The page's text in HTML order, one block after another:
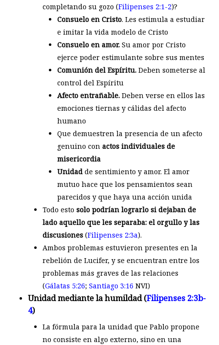
completando su gozo (Filipenses 2:1-2)?
Consuelo en Cristo. Les estimula a estudiar
e imitar la vida modelo de Cristo
Consuelo en amor.Su amor por Cristo
ejerce poder estimulante sobre sus mentes
Comunión del Espíritu.Deben someterse al
control del Espíritu
Afecto entrañable.Deben verse en ellos las
emociones tiernas y cálidas del afecto
humano
Que demuestren la presencia de un afecto
genuino con actos individuales de
misericordia
Unidadde sentimiento y amor. El amor
mutuo hace que los pensamientos sean
parecidos y que haya una acción unida
Todo esto solo podrían lograrlo si dejaban de
lado aquello que les separaba: el orgullo y las
discusiones(Filipenses 2:3a).
Ambos problemas estuvieron presentes en la
rebelión de Lucifer, y se encuentran entre los
problemas más graves de las relaciones
(Gálatas 5:26; Santiago 3:16 NVI)
Unidad mediante la humildad (Filipenses 2:3b-
4)
La fórmula para la unidad que Pablo propone
no consiste en algo externo, sino en una